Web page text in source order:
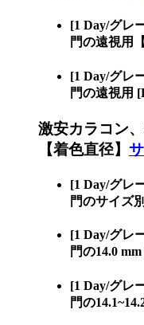
[1 Day/グレ
門の遠視用
[1 Day/グレ
門の遠視用
激安カラコン
【着色直径】
[1 Day/グレ
門のサイズ
[1 Day/グレ
門の14.0
[1 Day/グレ
門の